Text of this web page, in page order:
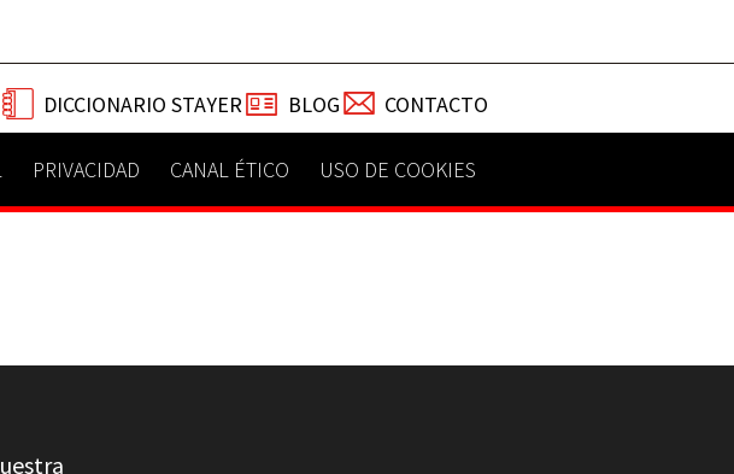
DICCIONARIO STAYER BLOG CONTACTO
PRIVACIDAD CANAL ÉTICO USO DE COOKIES